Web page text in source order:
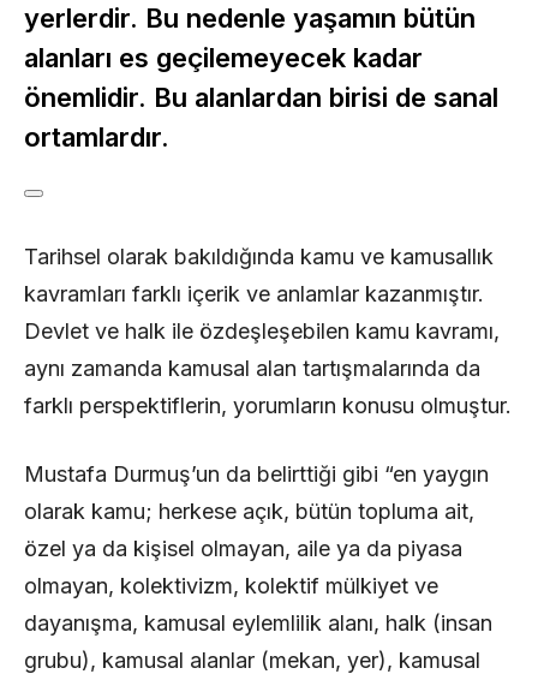
yerlerdir. Bu nedenle yaşamın bütün
alanları es geçilemeyecek kadar
önemlidir. Bu alanlardan birisi de sanal
ortamlardır.
Tarihsel olarak bakıldığında kamu ve kamusallık
kavramları farklı içerik ve anlamlar kazanmıştır.
Devlet ve halk ile özdeşleşebilen kamu kavramı,
aynı zamanda kamusal alan tartışmalarında da
farklı perspektiflerin, yorumların konusu olmuştur.
Mustafa Durmuş’un da belirttiği gibi “en yaygın
olarak kamu; herkese açık, bütün topluma ait,
özel ya da kişisel olmayan, aile ya da piyasa
olmayan, kolektivizm, kolektif mülkiyet ve
dayanışma, kamusal eylemlilik alanı, halk (insan
grubu), kamusal alanlar (mekan, yer), kamusal